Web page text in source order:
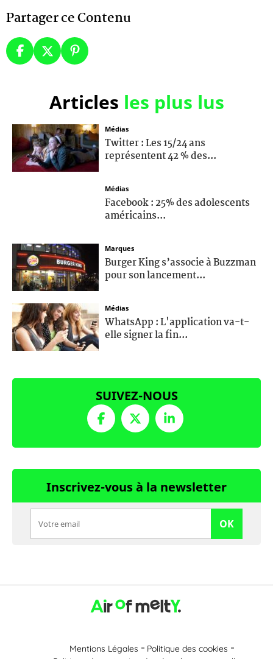
Partager ce Contenu
Articles les plus lus
Médias
Twitter : Les 15/24 ans
représentent 42 % des...
Médias
Facebook : 25% des adolescents
américains...
Marques
Burger King s’associe à Buzzman
pour son lancement...
Médias
WhatsApp : L'application va-t-
elle signer la fin...
SUIVEZ-NOUS
Inscrivez-vous à la newsletter
OK
Mentions Légales
Politique des cookies